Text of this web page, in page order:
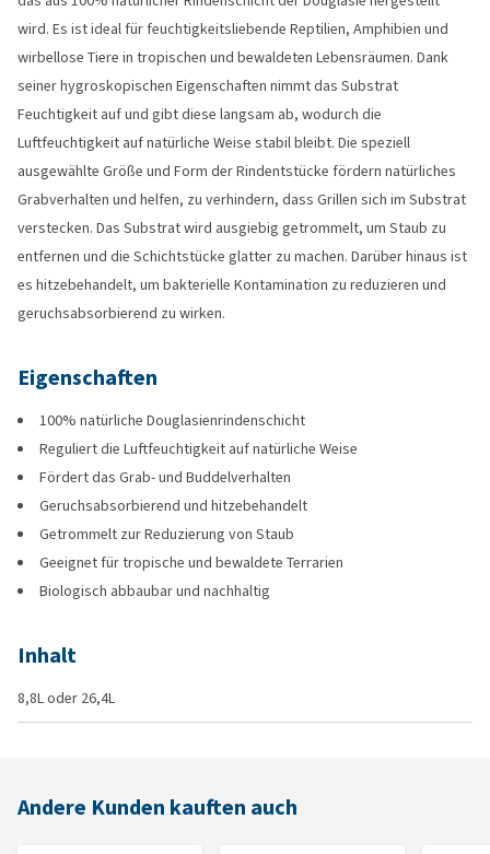
wird. Es ist ideal für feuchtigkeitsliebende Reptilien, Amphibien und
wirbellose Tiere in tropischen und bewaldeten Lebensräumen. Dank
seiner hygroskopischen Eigenschaften nimmt das Substrat
Feuchtigkeit auf und gibt diese langsam ab, wodurch die
Luftfeuchtigkeit auf natürliche Weise stabil bleibt. Die speziell
ausgewählte Größe und Form der Rindentstücke fördern natürliches
Grabverhalten und helfen, zu verhindern, dass Grillen sich im Substrat
verstecken. Das Substrat wird ausgiebig getrommelt, um Staub zu
entfernen und die Schichtstücke glatter zu machen. Darüber hinaus ist
es hitzebehandelt, um bakterielle Kontamination zu reduzieren und
geruchsabsorbierend zu wirken.
Eigenschaften
100% natürliche Douglasienrindenschicht
Reguliert die Luftfeuchtigkeit auf natürliche Weise
Fördert das Grab- und Buddelverhalten
Geruchsabsorbierend und hitzebehandelt
Getrommelt zur Reduzierung von Staub
Geeignet für tropische und bewaldete Terrarien
Biologisch abbaubar und nachhaltig
Inhalt
8,8L oder 26,4L
Andere Kunden kauften auch